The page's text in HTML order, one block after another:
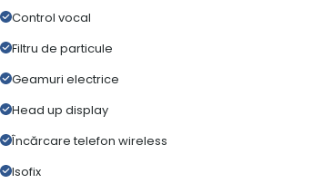
Control vocal
Filtru de particule
Geamuri electrice
Head up display
Încărcare telefon wireless
Isofix